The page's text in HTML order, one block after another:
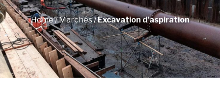
Home/Marchés/Excavation d’aspiration